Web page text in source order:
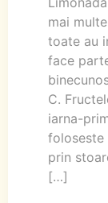
mai
toate au
face
C.
iarna-
foloseste
prin
[…]